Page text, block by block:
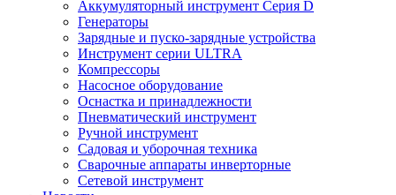
Аккумуляторный инструмент Серия D
Генераторы
Зарядные и пуско-зарядные устройства
Инструмент серии ULTRA
Компрессоры
Насосное оборудование
Оснастка и принадлежности
Пневматический инструмент
Ручной инструмент
Садовая и уборочная техника
Сварочные аппараты инверторные
Сетевой инструмент